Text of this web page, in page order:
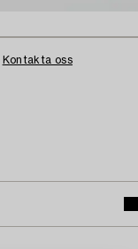
Kontakta oss